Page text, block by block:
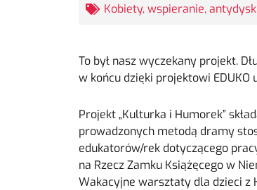
Kobiety, wspieranie,
To był nasz wyczekany projekt.
w końcu dzięki projektowi EDUKO
Projekt „Kulturka i Humorek”
prowadzonych metodą dramy
edukatorów/rek dotyczącego
na Rzecz Zamku Książęcego w
Wakacyjne warsztaty dla dzieci z